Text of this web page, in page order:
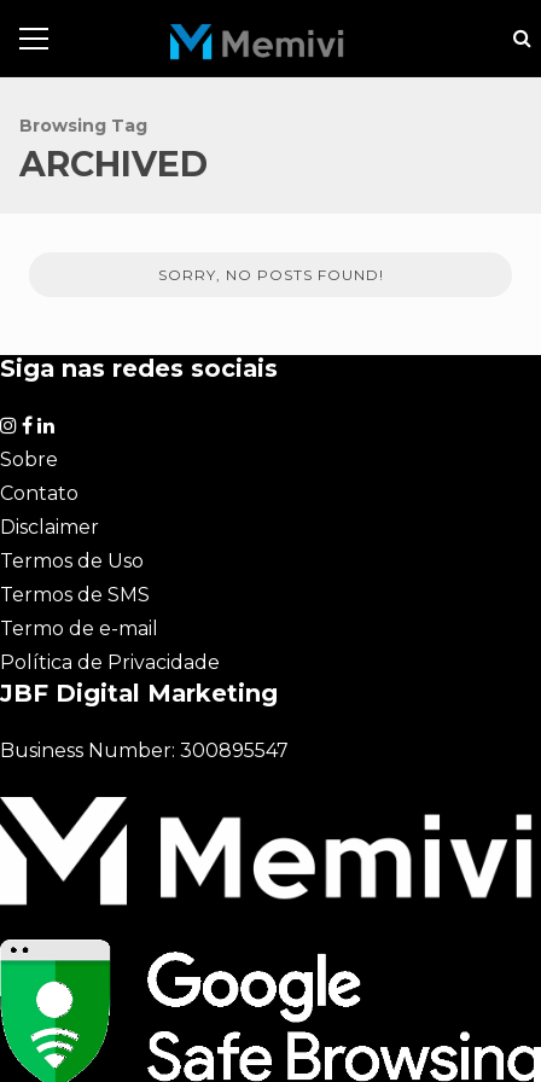
Browsing Tag
ARCHIVED
SORRY, NO POSTS FOUND!
Siga nas redes sociais
Sobre
Contato
Disclaimer
Termos de Uso
Termos de SMS
Termo de e-mail
Política de Privacidade
JBF Digital Marketing
Business Number: 300895547